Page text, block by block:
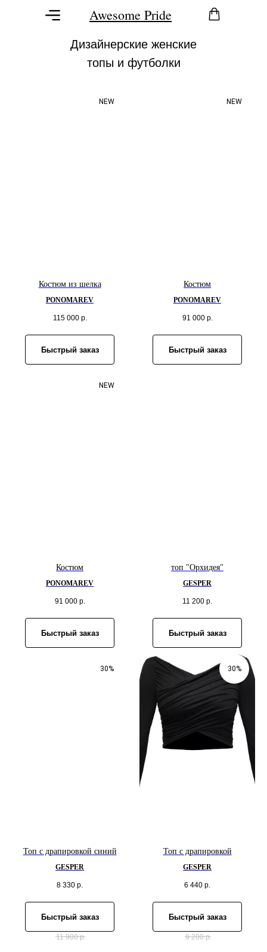
Awesome Pride
Дизайнерские женские
топы и футболки
NEW
Костюм из шелка
PONOMAREV
115 000 р.
Быстрый заказ
NEW
Костюм
PONOMAREV
91 000 р.
Быстрый заказ
NEW
Костюм
PONOMAREV
91 000 р.
Быстрый заказ
топ "Орхидея"
GESPER
11 200 р.
Быстрый заказ
30%
Топ с драпировкой синий
GESPER
8 330 р.
Быстрый заказ
11 900 р.
30%
Топ с драпировкой
GESPER
6 440 р.
Быстрый заказ
9 200 р.